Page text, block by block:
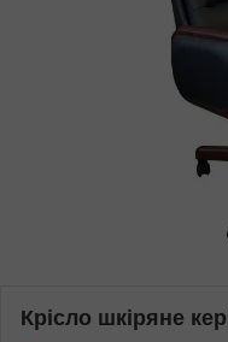
Крісло шкіряне